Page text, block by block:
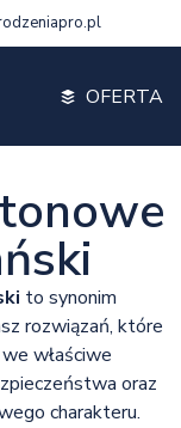
OFERTA
to synonim
rozwiązań, które
właściwe
oraz
charakteru.